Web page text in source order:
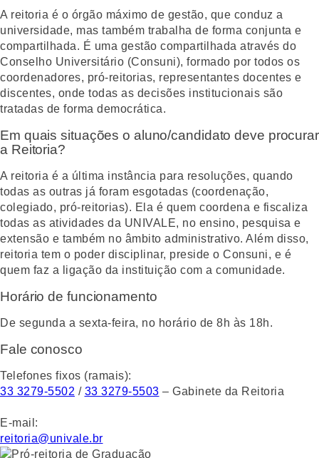
A reitoria é o órgão máximo de gestão, que conduz a
universidade, mas também trabalha de forma conjunta e
compartilhada. É uma gestão compartilhada através do
Conselho Universitário (Consuni), formado por todos os
coordenadores, pró-reitorias, representantes docentes e
discentes, onde todas as decisões institucionais são
tratadas de forma democrática.
Em quais situações o aluno/candidato deve procurar
a Reitoria?
A reitoria é a última instância para resoluções, quando
todas as outras já foram esgotadas (coordenação,
colegiado, pró-reitorias). Ela é quem coordena e fiscaliza
todas as atividades da UNIVALE, no ensino, pesquisa e
extensão e também no âmbito administrativo. Além disso,
reitoria tem o poder disciplinar, preside o Consuni, e é
quem faz a ligação da instituição com a comunidade.
Horário de funcionamento
De segunda a sexta-feira, no horário de 8h às 18h.
Fale conosco
Telefones fixos (ramais):
33 3279-5502 / 33 3279-5503 – Gabinete da Reitoria
E-mail:
reitoria@univale.br